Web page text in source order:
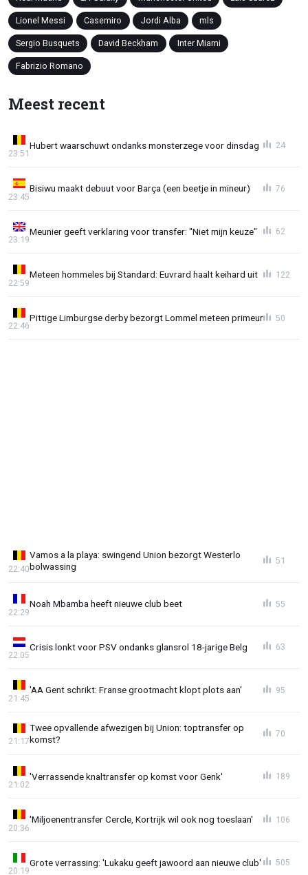
Lionel Messi Casemiro Jordi Alba mls
Sergio Busquets David Beckham Inter Miami
Fabrizio Romano
Meest recent
Hubert waarschuwt ondanks monsterzege voor dinsdag
23:51
24
Bisiwu maakt debuut voor Barça (een beetje in mineur)
23:45
76
Meunier geeft verklaring voor transfer: "Niet mijn keuze"
23:19
62
Meteen hommeles bij Standard: Euvrard haalt keihard uit
22:59
122
Pittige Limburgse derby bezorgt Lommel meteen primeur
22:46
50
Vamos a la playa: swingend Union bezorgt Westerlo
bolwassing
22:40
51
Noah Mbamba heeft nieuwe club beet
22:29
55
Crisis lonkt voor PSV ondanks glansrol 18-jarige Belg
22:05
63
'AA Gent schrikt: Franse grootmacht klopt plots aan'
21:45
95
Twee opvallende afwezigen bij Union: toptransfer op
komst?
21:17
70
'Verrassende knaltransfer op komst voor Genk'
21:02
189
'Miljoenentransfer Cercle, Kortrijk wil ook nog toeslaan'
20:36
106
Grote verrassing: 'Lukaku geeft jawoord aan nieuwe club'
20:19
505